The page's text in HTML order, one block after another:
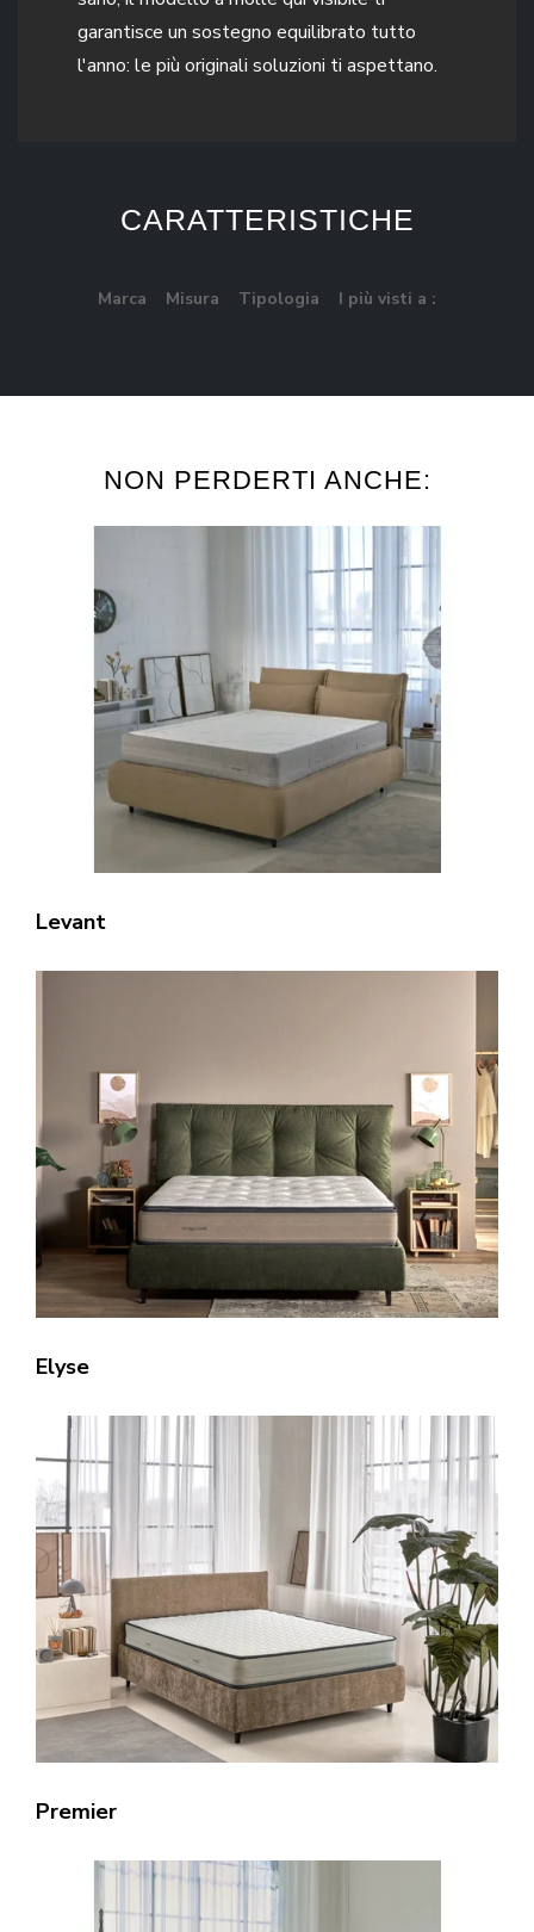
garantisce un sostegno equilibrato tutto
l'anno: le più originali soluzioni ti aspettano.
CARATTERISTICHE
Marca Misura Tipologia I più visti a :
NON PERDERTI ANCHE:
Levant
Elyse
Premier